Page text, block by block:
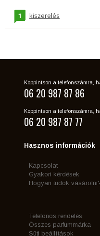
1 kiszerelés
Koppintson a telefonszámra,
06 20 987 87 86
Koppintson a telefonszámra,
06 20 987 87 77
Hasznos információk
Kapcsolat
Gyakori kérdések
Hogyan tudok
Telefonos rendelés
Összes parfummárka
Süti beállítások